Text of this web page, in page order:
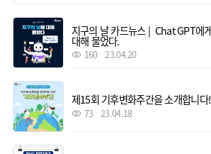
지구의 날 카드뉴스 | Chat GPT에
대해 물었다.
160 23.04.20
제15회 기후변화주간을 소개합니다!
73 23.04.18